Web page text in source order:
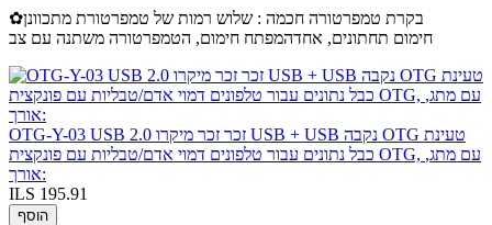
✿בקרת טמפרטורה חכמה : שלוש רמות של טמפרטורת מתכוונן
חימום תחתונים, אחדהמפתח חימום, הטמפרטורה משתנה עם צב
OTG-Y-03 USB 2.0 זכר זכר מיקרו USB + USB נקבה OTG טעינת
כבל נתונים עבור טלפונים דמוי אדם/טבליות עם פונקצית OTG, עם מתג,
אורך:
ILS 195.91
הוסף